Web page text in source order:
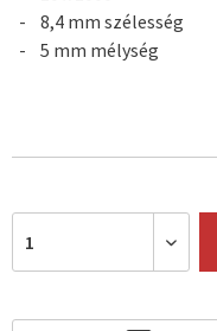
8,4 mm szélesség
5 mm mélység